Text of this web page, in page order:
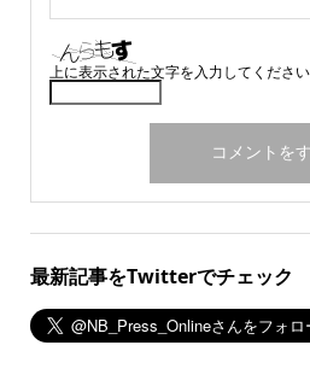
上に表示された文字を入力してください
最新記事をTwitterでチェック